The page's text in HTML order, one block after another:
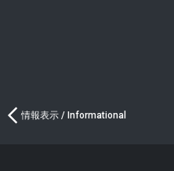
情報表示 / Informational